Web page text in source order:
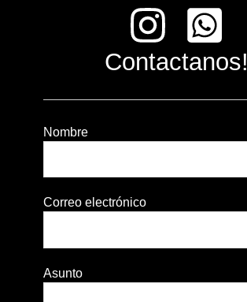
Contactanos!
Nombre
Correo electrónico
Asunto